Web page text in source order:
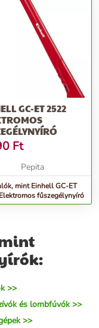
GC-ET 2522
Ft
Pepita
mint Einhell GC-ET
fűszegélynyíró
>>
és lombfúvók >>
>>